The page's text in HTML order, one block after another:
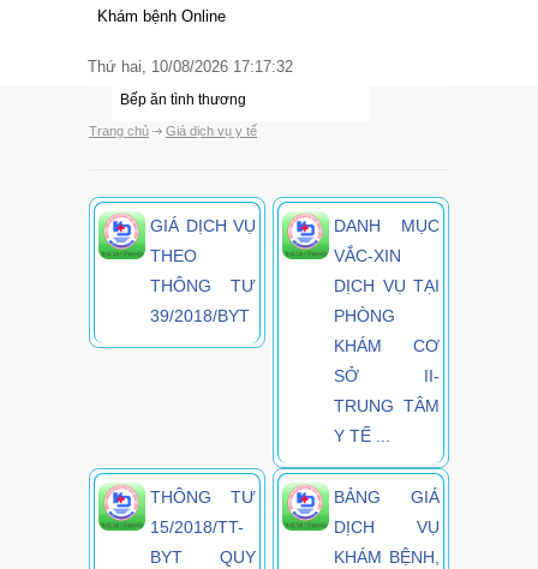
Thư ngỏ
Nhà hảo tâm
Bếp ăn tình thương
Khám bệnh Online
Thứ hai, 10/08/2026 17:17:32
Trang chủ Giá dịch vụ y tế
GIÁ DỊCH VỤ
THEO
THÔNG TƯ
39/2018/BYT
DANH MỤC
VẮC-XIN
DỊCH VỤ TẠI
PHÒNG
KHÁM CƠ
SỞ II-
TRUNG TÂM
Y TẾ ...
THÔNG TƯ
15/2018/TT-
BYT QUY
BẢNG GIÁ
DỊCH VỤ
KHÁM BỆNH,